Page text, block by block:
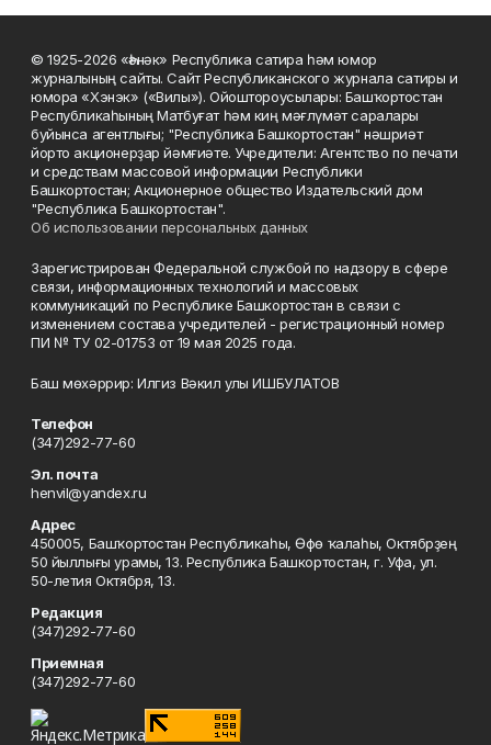
© 1925-2026 «Һәнәк» Республика сатира һәм юмор
журналының сайты. Сайт Республиканского журнала сатиры и
юмора «Хэнэк» («Вилы»). Ойоштороусылары: Башҡортостан
Республикаһының Матбуғат һәм киң мәғлүмәт саралары
буйынса агентлығы; "Республика Башкортостан" нәшриәт
йорто акционерҙар йәмғиәте. Учредители: Агентство по печати
и средствам массовой информации Республики
Башкортостан; Акционерное общество Издательский дом
"Республика Башкортостан".
Об использовании персональных данных
Зарегистрирован Федеральной службой по надзору в сфере
связи, информационных технологий и массовых
коммуникаций по Республике Башкортостан в связи с
изменением состава учредителей - регистрационный номер
ПИ № ТУ 02-01753 от 19 мая 2025 года.
Баш мөхәррир: Илгиз Вәкил улы ИШБУЛАТОВ
Телефон
(347)292-77-60
Эл. почта
henvil@yandex.ru
Адрес
450005, Башҡортостан Республикаһы, Өфө ҡалаһы, Октябрҙең
50 йыллығы урамы, 13. Республика Башкортостан, г. Уфа, ул.
50-летия Октября, 13.
Редакция
(347)292-77-60
Приемная
(347)292-77-60